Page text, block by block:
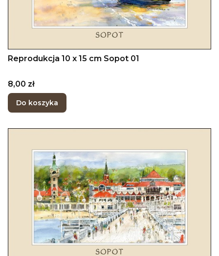
Reprodukcja 10 x 15 cm Sopot 01
Cena
8,00 zł
Do koszyka